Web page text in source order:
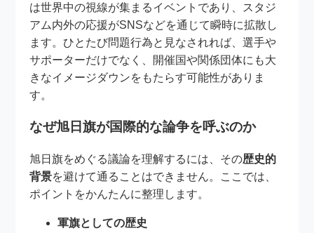
は世界中の視線が集まるイベントであり、スタジ
アム内外の応援がSNSなどを通じて瞬時に拡散し
ます。ひとたび問題行為と見なされれば、選手や
サポーターだけでなく、開催国や関係団体にも大
きなイメージダウンをもたらす可能性がありま
す。
なぜ旭日旗が国際的な論争を呼ぶのか
旭日旗をめぐる議論を理解するには、その歴史的
背景を避けて通ることはできません。ここでは、
ポイントをかんたんに整理します。
軍旗としての歴史